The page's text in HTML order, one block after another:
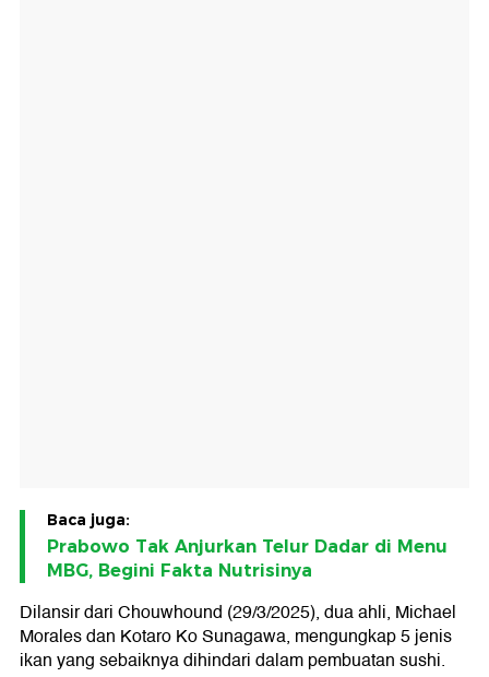
Baca juga:
Prabowo Tak Anjurkan Telur Dadar di Menu
MBG, Begini Fakta Nutrisinya
Dilansir dari Chouwhound (29/3/2025), dua ahli, Michael
Morales dan Kotaro Ko Sunagawa, mengungkap 5 jenis
ikan yang sebaiknya dihindari dalam pembuatan sushi.